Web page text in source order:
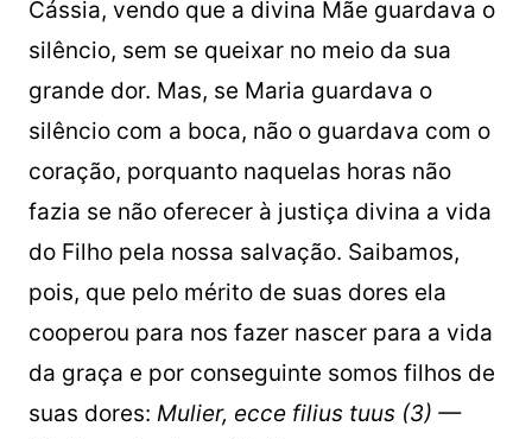
Cássia, vendo que a divina Mãe guardava o
silêncio, sem se queixar no meio da sua
grande dor. Mas, se Maria guardava o
silêncio com a boca, não o guardava com o
coração, porquanto naquelas horas não
fazia se não oferecer à justiça divina a vida
do Filho pela nossa salvação. Saibamos,
pois, que pelo mérito de suas dores ela
cooperou para nos fazer nascer para a vida
da graça e por conseguinte somos filhos de
suas dores: Mulier, ecce filius tuus (3) —